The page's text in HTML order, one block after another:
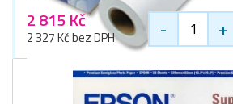
2 815 Kč
2 327 Kč bez DPH - +